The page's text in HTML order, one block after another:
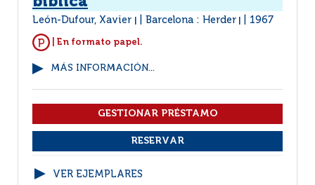
León-Dufour, Xavier Barcelona : Herder 1967
| En formato papel.
MÁS INFORMACIÓN...
VER EJEMPLARES